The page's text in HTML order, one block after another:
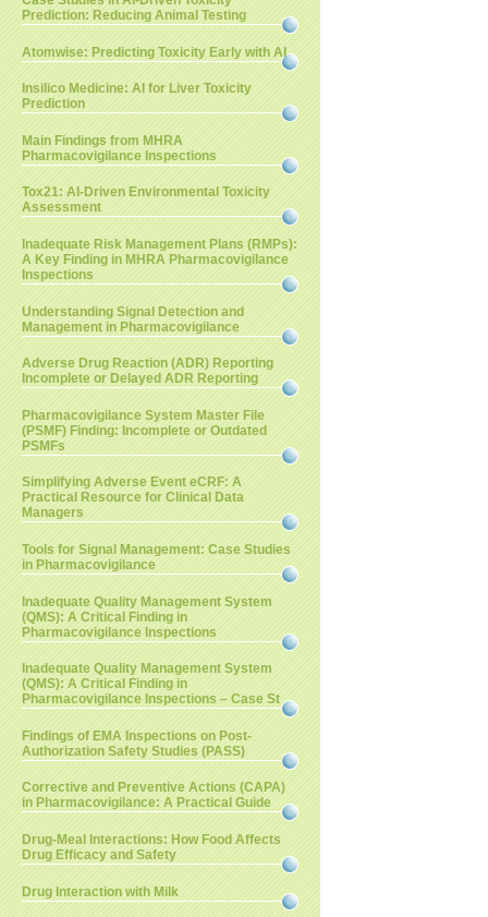
Prediction: Reducing Animal Testing
Atomwise: Predicting Toxicity Early with AI
Insilico Medicine: AI for Liver Toxicity
Prediction
Main Findings from MHRA
Pharmacovigilance Inspections
Tox21: AI-Driven Environmental Toxicity
Assessment
Inadequate Risk Management Plans (RMPs):
A Key Finding in MHRA Pharmacovigilance
Inspections
Understanding Signal Detection and
Management in Pharmacovigilance
Adverse Drug Reaction (ADR) Reporting
Incomplete or Delayed ADR Reporting
Pharmacovigilance System Master File
(PSMF) Finding: Incomplete or Outdated
PSMFs
Simplifying Adverse Event eCRF: A
Practical Resource for Clinical Data
Managers
Tools for Signal Management: Case Studies
in Pharmacovigilance
Inadequate Quality Management System
(QMS): A Critical Finding in
Pharmacovigilance Inspections
Inadequate Quality Management System
(QMS): A Critical Finding in
Pharmacovigilance Inspections – Case St
Findings of EMA Inspections on Post-
Authorization Safety Studies (PASS)
Corrective and Preventive Actions (CAPA)
in Pharmacovigilance: A Practical Guide
Drug-Meal Interactions: How Food Affects
Drug Efficacy and Safety
Drug Interaction with Milk